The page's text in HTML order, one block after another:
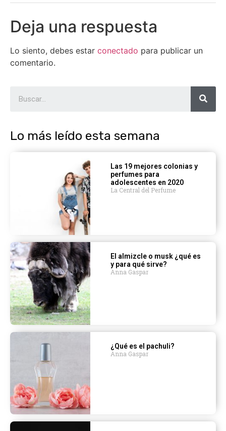
Deja una respuesta
Lo siento, debes estar conectado para publicar un
comentario.
Lo más leído esta semana
Las 19 mejores colonias y
perfumes para
adolescentes en 2020
La Central del Perfume
El almizcle o musk ¿qué es
y para qué sirve?
Anna Gaspar
¿Qué es el pachuli?
Anna Gaspar